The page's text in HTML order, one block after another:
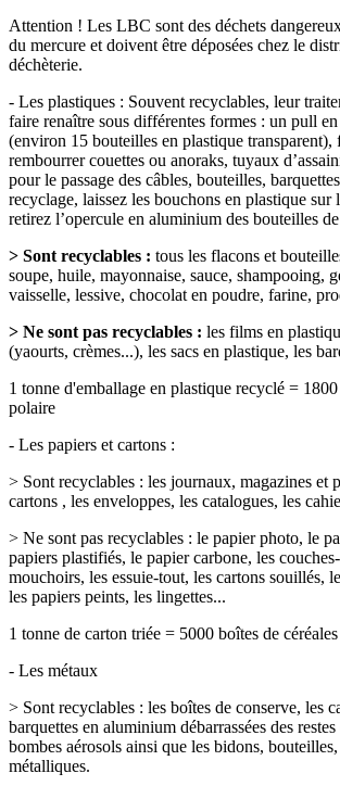
Attention ! Les LBC sont des déchets
du mercure et doivent être déposées chez le
déchèterie.
- Les plastiques : Souvent recyclables, leur
faire renaître sous différentes formes : un pull
(environ 15 bouteilles en plastique
rembourrer couettes ou anoraks, tuyaux
pour le passage des câbles, bouteilles,
recyclage, laissez les bouchons en plastique sur
retirez l’opercule en aluminium des bouteilles
> Sont recyclables : tous les flacons et
soupe, huile, mayonnaise, sauce, shampooing,
vaisselle, lessive, chocolat en poudre, farine,
> Ne sont pas recyclables : les films en
(yaourts, crèmes...), les sacs en plastique, les
1 tonne d'emballage en plastique recyclé =
polaire
- Les papiers et cartons :
> Sont recyclables : les journaux, magazines et
cartons , les enveloppes, les catalogues, les
> Ne sont pas recyclables : le papier photo, le
papiers plastifiés, le papier carbone, les
mouchoirs, les essuie-tout, les cartons souillés,
les papiers peints, les lingettes...
1 tonne de carton triée = 5000 boîtes de
- Les métaux
> Sont recyclables : les boîtes de conserve, les
barquettes en aluminium débarrassées des
bombes aérosols ainsi que les bidons,
métalliques.